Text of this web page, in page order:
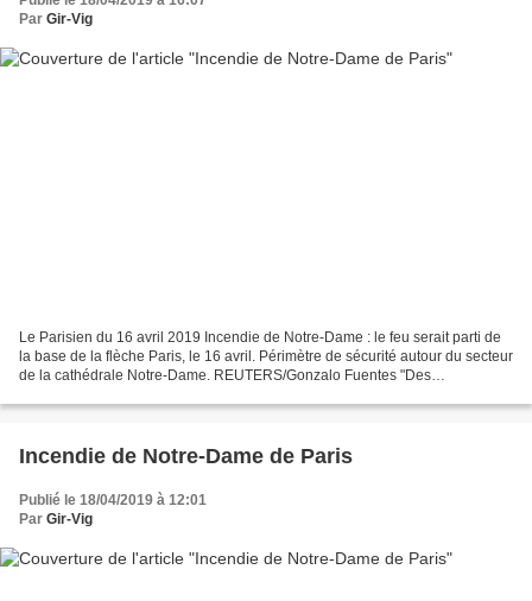
Par Gir-Vig
Le Parisien du 16 avril 2019 Incendie de Notre-Dame : le feu serait parti de
la base de la flèche Paris, le 16 avril. Périmètre de sécurité autour du secteur
de la cathédrale Notre-Dame. REUTERS/Gonzalo Fuentes "Des
Incendie de Notre-Dame de Paris
Publié le 18/04/2019 à 12:01
Par Gir-Vig